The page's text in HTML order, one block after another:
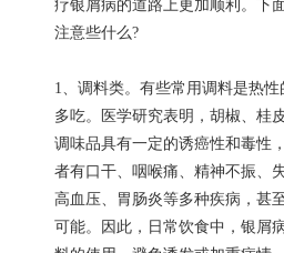
疗银屑病的道路上更加顺利。下
注意些什么?
1、调料类。有些常用调料是热
多吃。医学研究表明，胡椒、桂
调味品具有一定的诱癌性和毒性
者有口干、咽喉痛、精神不振、
高血压、胃肠炎等多种疾病，甚
可能。因此，日常饮食中，银屑